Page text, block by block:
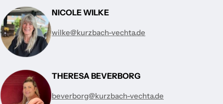
NICOLE WILKE
wilke@kurzbach-vechta.de
THERESA BEVERBORG
beverborg@kurzbach-vechta.de